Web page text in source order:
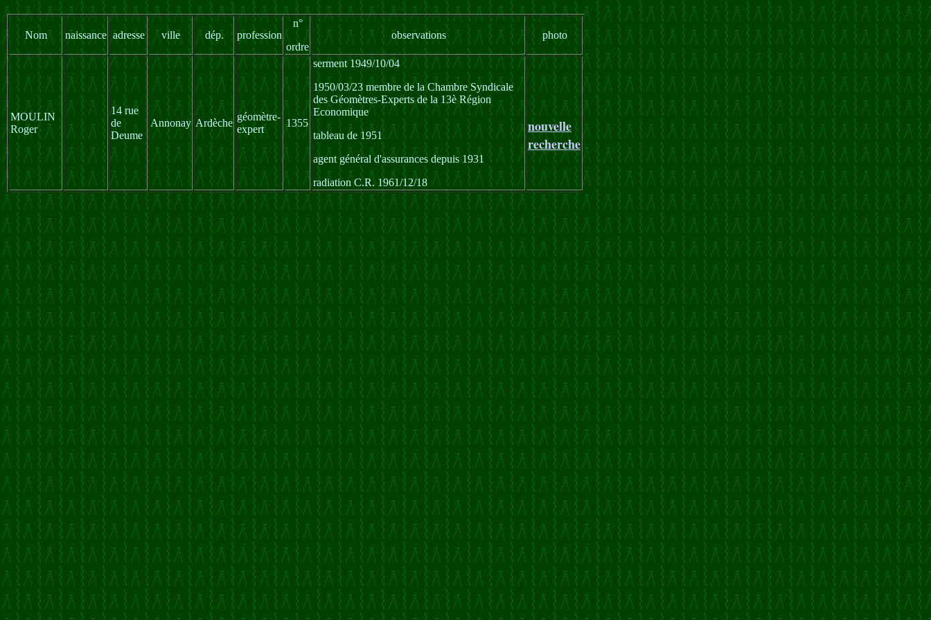
Nom naissance adresse ville dép. profession
n°
ordre
observations photo
MOULIN
Roger
14 rue
de
Deume
Annonay Ardèche
géomètre-
expert
1355
serment 1949/10/04
1950/03/23 membre de la Chambre Syndicale
des Géomètres-Experts de la 13è Région
Economique
tableau de 1951
agent général d'assurances depuis 1931
radiation C.R. 1961/12/18
nouvelle
recherche